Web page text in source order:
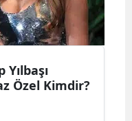
Özel Kimdir?